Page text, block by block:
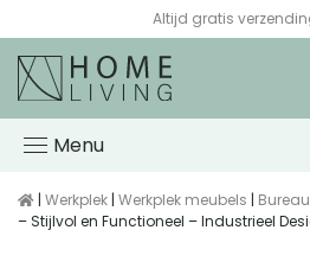
Altijd gratis
Menu
| Werkplek | Werkplek meubels |
– Stijlvol en Functioneel – Industrieel